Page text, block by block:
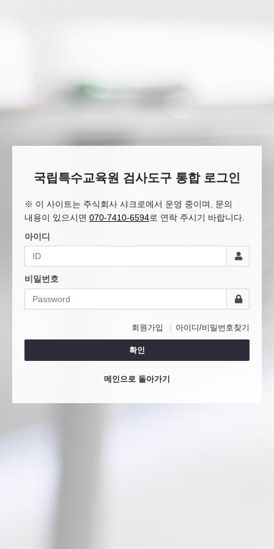
국립특수교육원 검사도구 통합 로그인
※ 이 사이트는 주식회사 샤크로에서 운영 중이며, 문의
내용이 있으시면 070-7410-6594로 연락 주시기 바랍니다.
아이디
비밀번호
회원가입 아이디/비밀번호찾기
확인
메인으로 돌아가기